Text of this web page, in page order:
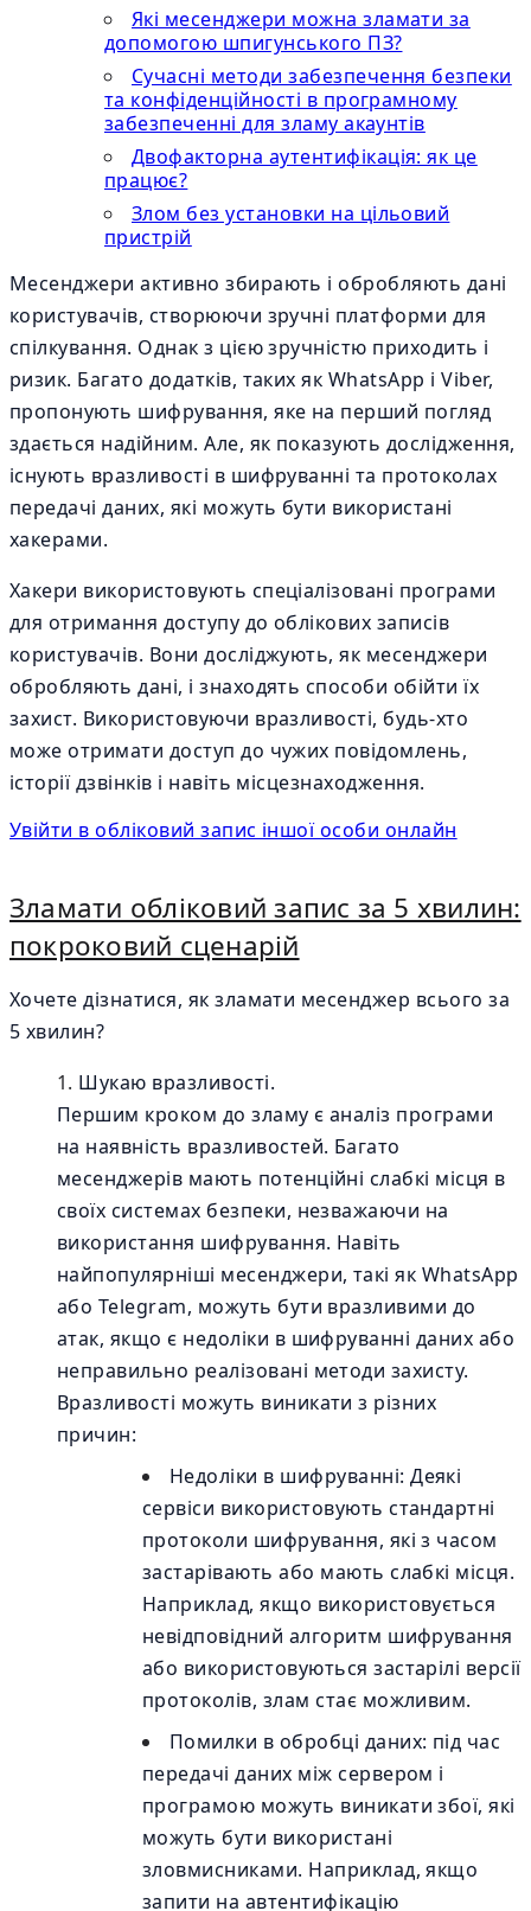
Які месенджери можна зламати за
допомогою шпигунського ПЗ?
Сучасні методи забезпечення безпеки
та конфіденційності в програмному
забезпеченні для зламу акаунтів
Двофакторна аутентифікація: як це
працює?
Злом без установки на цільовий
пристрій
Месенджери активно збирають і обробляють дані
користувачів, створюючи зручні платформи для
спілкування. Однак з цією зручністю приходить і
ризик. Багато додатків, таких як WhatsApp і Viber,
пропонують шифрування, яке на перший погляд
здається надійним. Але, як показують дослідження,
існують вразливості в шифруванні та протоколах
передачі даних, які можуть бути використані
хакерами.
Хакери використовують спеціалізовані програми
для отримання доступу до облікових записів
користувачів. Вони досліджують, як месенджери
обробляють дані, і знаходять способи обійти їх
захист. Використовуючи вразливості, будь-хто
може отримати доступ до чужих повідомлень,
історії дзвінків і навіть місцезнаходження.
Увійти в обліковий запис іншої особи онлайн
Зламати обліковий запис за 5 хвилин:
покроковий сценарій
Хочете дізнатися, як зламати месенджер всього за
5 хвилин?
Шукаю вразливості.
Першим кроком до зламу є аналіз програми
на наявність вразливостей. Багато
месенджерів мають потенційні слабкі місця в
своїх системах безпеки, незважаючи на
використання шифрування. Навіть
найпопулярніші месенджери, такі як WhatsApp
або Telegram, можуть бути вразливими до
атак, якщо є недоліки в шифруванні даних або
неправильно реалізовані методи захисту.
Вразливості можуть виникати з різних
причин:
Недоліки в шифруванні: Деякі
сервіси використовують стандартні
протоколи шифрування, які з часом
застарівають або мають слабкі місця.
Наприклад, якщо використовується
невідповідний алгоритм шифрування
або використовуються застарілі версії
протоколів, злам стає можливим.
Помилки в обробці даних: під час
передачі даних між сервером і
програмою можуть виникати збої, які
можуть бути використані
зловмисниками. Наприклад, якщо
запити на автентифікацію